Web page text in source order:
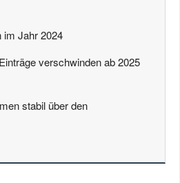
im Jahr 2024
verschwinden ab 2025
stabil über den